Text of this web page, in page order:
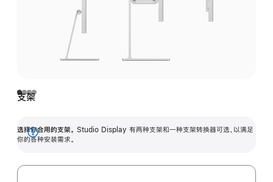
支架
选择你合用的支架。 Studio Display 有两种支架和一种支架转换器可选，以满足
你的各种安装需求。
展